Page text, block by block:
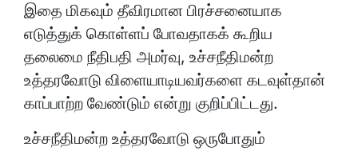
இதை மிகவும் தீவிரமான பிரச்சனையாக
எடுத்துக் கொள்ளப் போவதாகக் கூறிய
தலைமை நீதிபதி அமர்வு, உச்சநீதிமன்ற
உத்தரவோடு விளையாடியவர்களை கடவுள்தான்
காப்பாற்ற வேண்டும் என்று குறிப்பிட்டது.
உச்சநீதிமன்ற உத்தரவோடு ஒருபோதும்